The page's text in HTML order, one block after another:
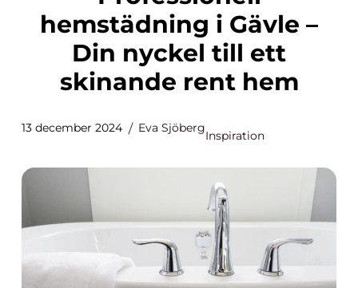
hemstädning i Gävle –
Din nyckel till ett
skinande rent hem
13 december 2024 Eva Sjöberg
Inspiration